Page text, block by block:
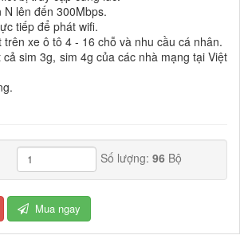
N lên đến 300Mbps.
tiếp để phát wifi.
xe ô tô 4 - 16 chỗ và nhu cầu cá nhân.
sim 3g, sim 4g của các nhà mạng tại Việt
Số lượng: 96Bộ
Mua ngay